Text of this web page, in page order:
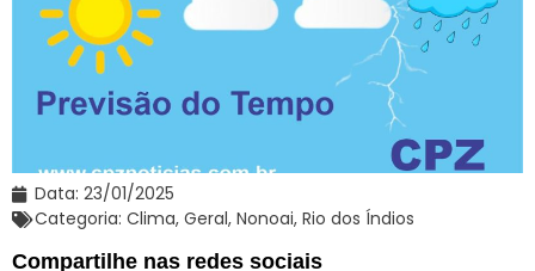
Data: 23/01/2025
Categoria: Clima, Geral, Nonoai, Rio dos Índios
Compartilhe nas redes sociais